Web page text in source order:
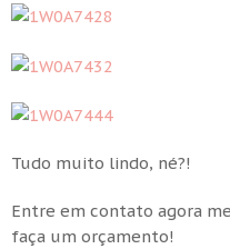
Tudo muito lindo, né?!
Entre em contato agora
faça um orçamento!